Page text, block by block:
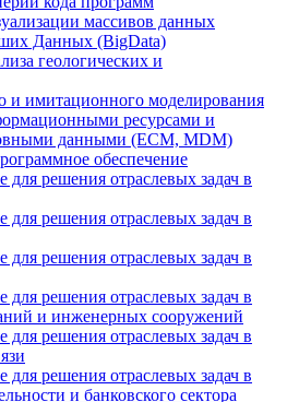
массивов данных
Данных (BigData)
геологических и
и имитационного моделирования
ресурсами и
данными (ECM, MDM)
обеспечение
решения отраслевых задач в
решения отраслевых задач в
решения отраслевых задач в
решения отраслевых задач в
и инженерных сооружений
решения отраслевых задач в
решения отраслевых задач в
и банковского сектора